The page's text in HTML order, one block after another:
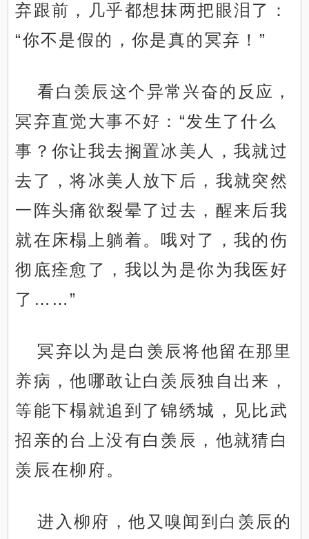
弃跟前，几乎都想抹两把眼泪了：
“你不是假的，你是真的冥弃！”
看白羡辰这个异常兴奋的反应，
冥弃直觉大事不好：“发生了什么
事？你让我去搁置冰美人，我就过
去了，将冰美人放下后，我就突然
一阵头痛欲裂晕了过去，醒来后我
就在床榻上躺着。哦对了，我的伤
彻底痊愈了，我以为是你为我医好
了……”
冥弃以为是白羡辰将他留在那里
养病，他哪敢让白羡辰独自出来，
等能下榻就追到了锦绣城，见比武
招亲的台上没有白羡辰，他就猜白
羡辰在柳府。
进入柳府，他又嗅闻到白羡辰的